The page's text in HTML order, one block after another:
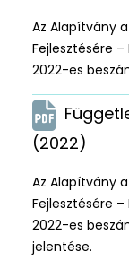
Az Alapítvány
Fejlesztésére
2022-es
(2022)
Az Alapítvány
Fejlesztésére
2022-es
jelentése.